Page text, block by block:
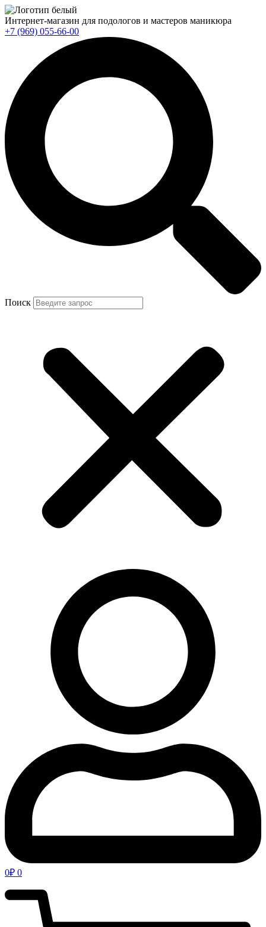
Интернет-магазин для подологов и мастеров маникюра
+7 (969) 055-66-00
Поиск
0₽ 0